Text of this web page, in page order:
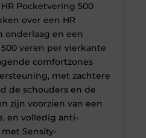
Pocketvering 500
over een HR
onderlaag en een
veren per vierkante
comfortzones
met zachtere
de schouders en de
zijn voorzien van een
en volledig anti-
Sensity-